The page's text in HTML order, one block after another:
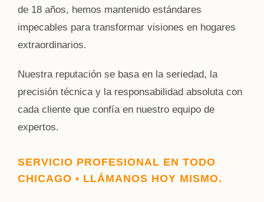
de 18 años, hemos mantenido estándares
impecables para transformar visiones en hogares
extraordinarios.
Nuestra reputación se basa en la seriedad, la
precisión técnica y la responsabilidad absoluta con
cada cliente que confía en nuestro equipo de
expertos.
SERVICIO PROFESIONAL EN TODO
CHICAGO • LLÁMANOS HOY MISMO.